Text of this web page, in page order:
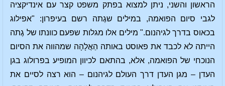
הראשון והשני, ניתן למצוא בפתק משפט קצר עם אינדיקציה
לגבי סיום הפואמה, במילים שגֶתה רשם בעיפרון: "אפילוג
בכאוס בדרך לגיהנום." מילים אלו מגלות שפעם כוונתו של גֶתה
הייתה לא לכבד את פאוסט באותה הַאֲלָהָה שמהווה את הסיום
הנוכחי של הפואמה, אלא, בהתאם לכיוון המופיע בפרולוג בגן
העדן – מגן העדן דרך העולם לגיהנום – הוא רצה לסיים את